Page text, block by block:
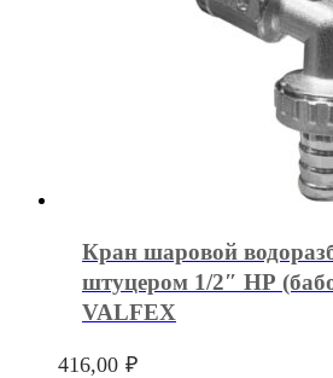
Кран шаровой
штуцером 1/2″ НР
VALFEX
416,00 ₽